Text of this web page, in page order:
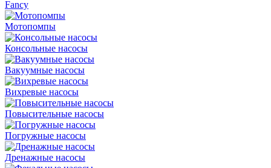
Fancy
Мотопомпы
Консольные насосы
Вакуумные насосы
Вихревые насосы
Повысительные насосы
Погружные насосы
Дренажные насосы